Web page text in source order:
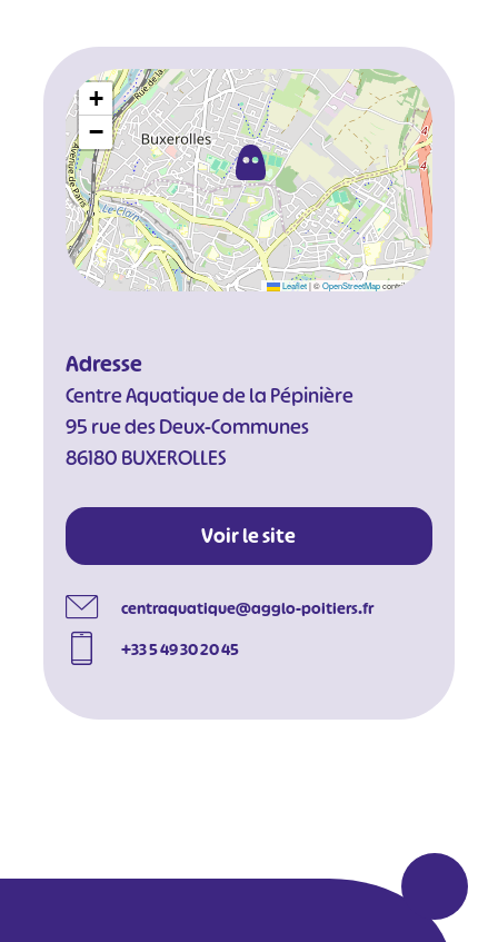
+
−
Leaflet |©OpenStreetMapcontributors
Adresse
Centre Aquatique de la Pépinière
95 rue des Deux-Communes
86180 BUXEROLLES
Voir le site
centraquatique@agglo-poitiers.fr
+33 5 49 30 20 45